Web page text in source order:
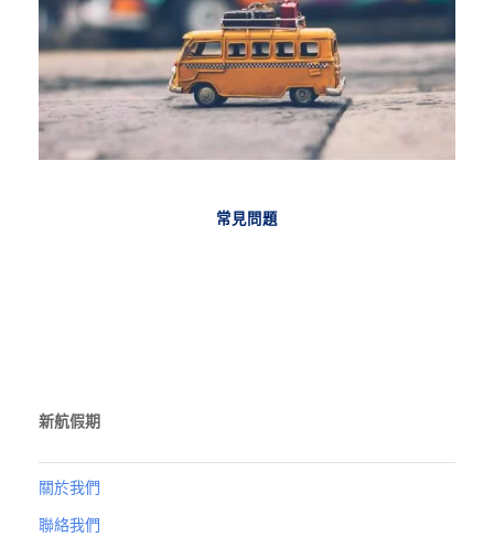
常見問題
新航假期
關於我們
聯絡我們